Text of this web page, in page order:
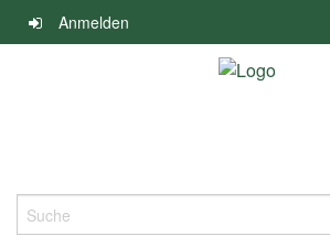
Navigation
überspringen
Anmelden
Suche